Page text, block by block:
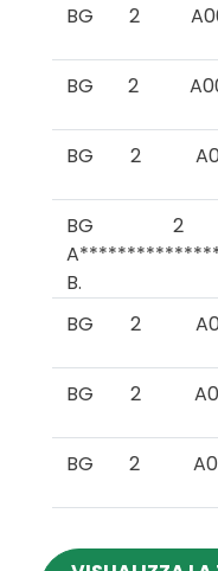
BG 2
BG 2
BG 2
BG 2
B.
BG 2
BG 2
BG 2